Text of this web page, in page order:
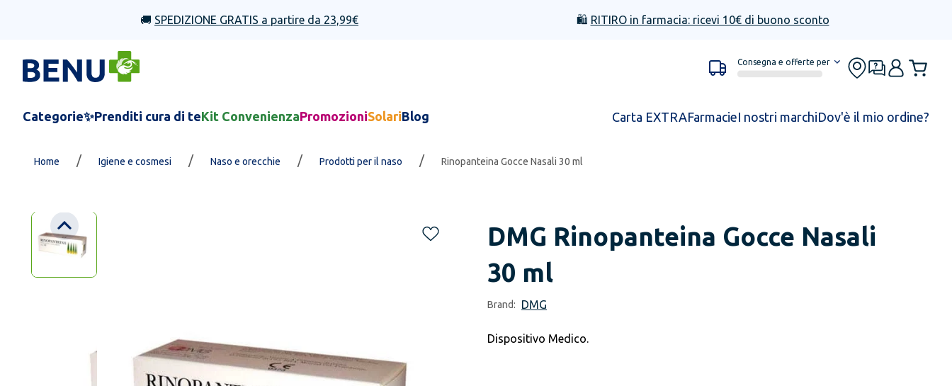
🚚 SPEDIZIONE GRATIS a partire da 23,99€ 🛍️ RITIRO in farmacia: ricevi 10€ di buono sconto
Consegna e offerte per
Categorie✨Prenditi cura di teKit ConvenienzaPromozioniSolariBlog Carta EXTRAFarmacieI nostri marchiDov'è il mio ordine?
Home / Igiene e cosmesi / Naso e orecchie / Prodotti per il naso / Rinopanteina Gocce Nasali 30 ml
DMG Rinopanteina Gocce Nasali
30 ml
Brand: DMG
Dispositivo Medico.